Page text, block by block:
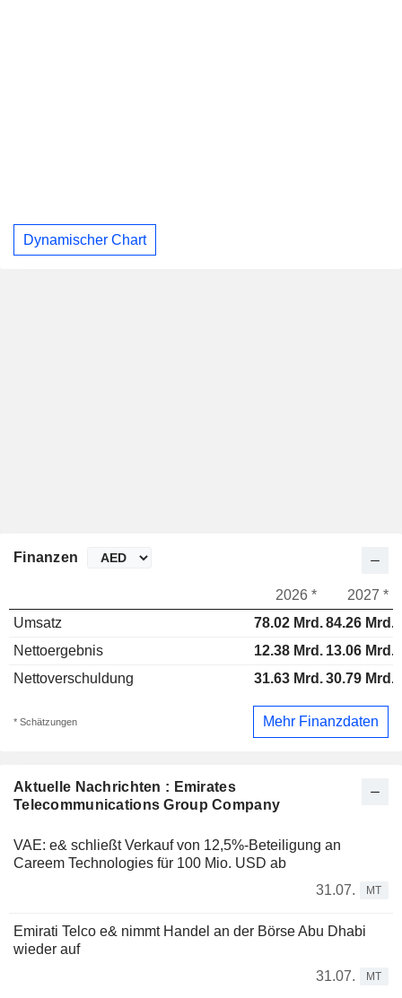
Dynamischer Chart
Aktuelle Nachrichten : Emirates
Telecommunications Group Company
VAE: e& schließt Verkauf von 12,5%-Beteiligung an
Careem Technologies für 100 Mio. USD ab
31.07.
MT
Emirati Telco e& nimmt Handel an der Börse Abu Dhabi
wieder auf
31.07.
MT
Finanzen
2026 *
2027 *
Umsatz
78.02 Mrd.84.26 Mrd.
Nettoergebnis
12.38 Mrd. 13.06 Mrd.
Nettoverschuldung
31.63 Mrd.30.79 Mrd.
* Schätzungen Mehr Finanzdaten